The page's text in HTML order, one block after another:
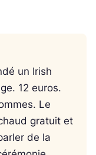
un Irish
12 euros.
Le
gratuit et
de la